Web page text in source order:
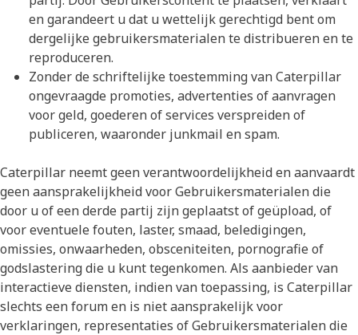
en garandeert u dat u wettelijk gerechtigd bent om
dergelijke gebruikersmaterialen te distribueren en te
reproduceren.
Zonder de schriftelijke toestemming van Caterpillar
ongevraagde promoties, advertenties of aanvragen
voor geld, goederen of services verspreiden of
publiceren, waaronder junkmail en spam.
Caterpillar neemt geen verantwoordelijkheid en aanvaardt
geen aansprakelijkheid voor Gebruikersmaterialen die
door u of een derde partij zijn geplaatst of geüpload, of
voor eventuele fouten, laster, smaad, beledigingen,
omissies, onwaarheden, obsceniteiten, pornografie of
godslastering die u kunt tegenkomen. Als aanbieder van
interactieve diensten, indien van toepassing, is Caterpillar
slechts een forum en is niet aansprakelijk voor
verklaringen, representaties of Gebruikersmaterialen die